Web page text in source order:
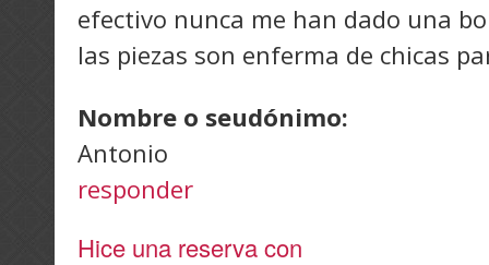
efectivo nunca me han dado una
las piezas son enferma de chicas
Nombre o seudónimo:
Antonio
responder
Hice una reserva con